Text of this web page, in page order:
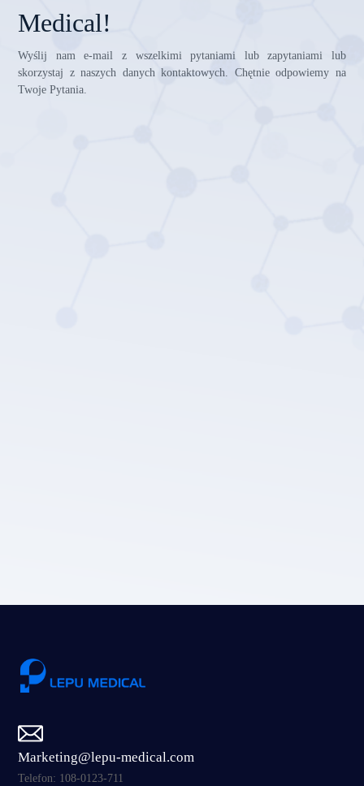
Medical!
Wyślij nam e-mail z wszelkimi pytaniami lub zapytaniami lub
skorzystaj z naszych danych kontaktowych. Chętnie odpowiemy na
Twoje Pytania.
Marketing@lepu-medical.com
Telefon: 108-0123-711